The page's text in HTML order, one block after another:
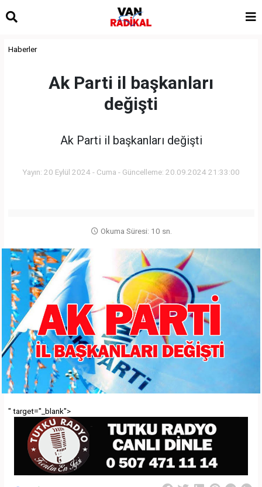
Haberler
Ak Parti il başkanları
değişti
Ak Parti il başkanları değişti
Yayın: 20 Eylül 2024 - Cuma - Güncelleme: 20.09.2024 21:33:00
Okuma Süresi: 10 sn.
" target="_blank">